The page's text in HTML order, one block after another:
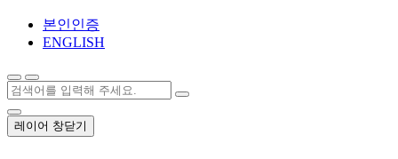
본인인증
ENGLISH
레이어 창닫기